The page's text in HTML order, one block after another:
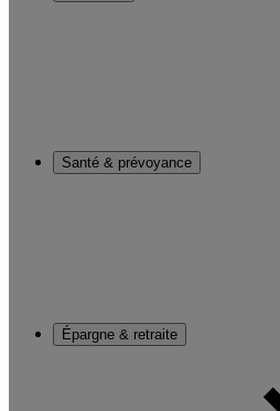
Santé & prévoyance
Épargne & retraite